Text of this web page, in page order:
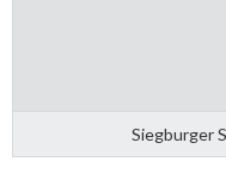
Siegburger